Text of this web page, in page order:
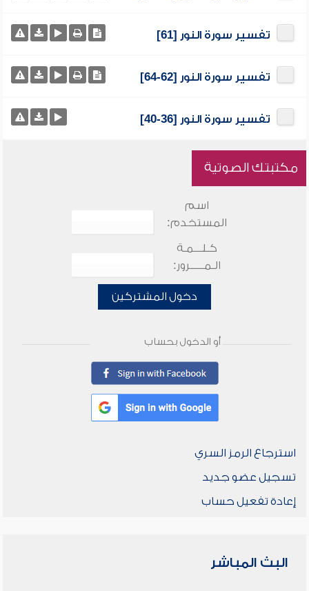
تفسير سورة النور [61]
تفسير سورة النور [62-64]
تفسير سورة النور [36-40]
مكتبتك الصوتية
اسم
المستخدم:
كـلـــمـة
الـمـــــرور:
دخول المشتركين
أو الدخول بحساب
استرجاع الرمز السري
تسجيل عضو جديد
إعادة تفعيل حساب
البث المباشر